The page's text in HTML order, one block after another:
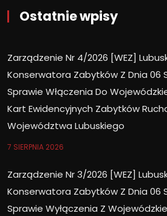
Ostatnie wpisy
Zarządzenie Nr 4/2026 [WEZ]
Konserwatora Zabytków Z Dnia 06
Sprawie Włączenia Do
Kart Ewidencyjnych Zabytków
Województwa Lubuskiego
7 SIERPNIA 2026
Zarządzenie Nr 3/2026 [WEZ]
Konserwatora Zabytków Z Dnia 06
Sprawie Wyłączenia Z